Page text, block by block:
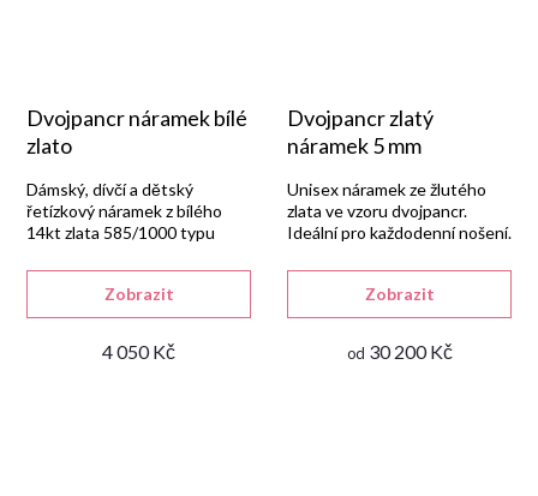
Dvojpancr náramek bílé
zlato
4 050 Kč
Zobrazit
Dámský, dívčí a dětský
řetízkový náramek z bílého
14kt zlata 585/1000 typu
provedení se zapínáním na
pérový kroužek.
Dvojpancr zlatý
náramek 5 mm
od 30 200 Kč
Zobrazit
Unisex náramek ze žlutého
zlata ve vzoru dvojpancr.
Ideální pro každodenní nošení.